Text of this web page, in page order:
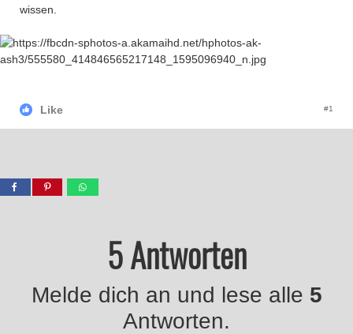
wissen.
Like #1
5 Antworten
Melde dich an und lese alle 5
Antworten.